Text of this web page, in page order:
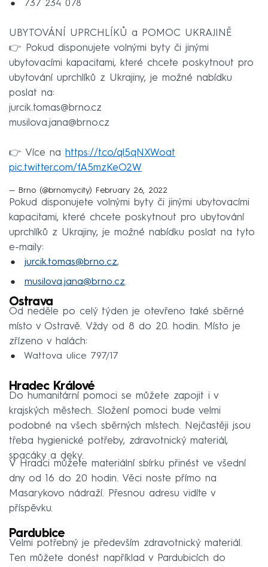
737 234 078
UBYTOVÁNÍ UPRCHLÍKŮ a POMOC UKRAJINĚ
👉 Pokud disponujete volnými byty či jinými
ubytovacími kapacitami, které chcete poskytnout pro
ubytování uprchlíků z Ukrajiny, je možné nabídku
poslat na:
jurcik.tomas@brno.cz
musilova.jana@brno.cz
👉 Více na https://t.co/ql5qNXWoat
pic.twitter.com/fA5mzKeO2W
— Brno (@brnomycity) February 26, 2022
Pokud disponujete volnými byty či jinými ubytovacími
kapacitami, které chcete poskytnout pro ubytování
uprchlíků z Ukrajiny, je možné nabídku poslat na tyto
e-maily:
jurcik.tomas@brno.cz,
musilova.jana@brno.cz.
Ostrava
Od neděle po celý týden je otevřeno také sběrné
místo v Ostravě. Vždy od 8 do 20. hodin. Místo je
zřízeno v halách:
Wattova ulice 797/17
Hradec Králové
Do humanitární pomoci se můžete zapojit i v
krajských městech. Složení pomoci bude velmi
podobné na všech sběrných místech. Nejčastěji jsou
třeba hygienické potřeby, zdravotnický materiál,
spacáky a deky.
V Hradci můžete materiální sbírku přinést ve všední
dny od 16 do 20 hodin. Věci noste přímo na
Masarykovo nádraží. Přesnou adresu vidíte v
příspěvku.
Pardubice
Velmi potřebný je především zdravotnický materiál.
Ten můžete donést například v Pardubicích do